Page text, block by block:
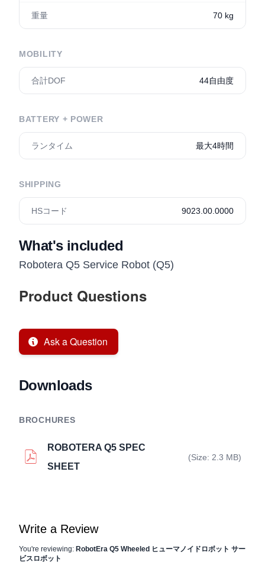
重量 70 kg
MOBILITY
合計DOF 44自由度
BATTERY + POWER
ランタイム 最大4時間
SHIPPING
HSコード 9023.00.0000
What's included
Robotera Q5 Service Robot (Q5)
Product Questions
Ask a Question
Downloads
BROCHURES
ROBOTERA Q5 SPEC
SHEET
(Size: 2.3 MB)
Write a Review
You're reviewing: RobotEra Q5 Wheeled ヒューマノイドロボット サー
ビスロボット